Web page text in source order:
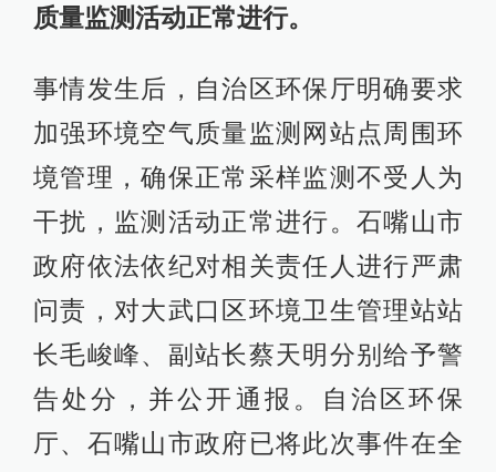
质量监测活动正常进行。
事情发生后，自治区环保厅明确要求
加强环境空气质量监测网站点周围环
境管理，确保正常采样监测不受人为
干扰，监测活动正常进行。石嘴山市
政府依法依纪对相关责任人进行严肃
问责，对大武口区环境卫生管理站站
长毛峻峰、副站长蔡天明分别给予警
告处分，并公开通报。自治区环保
厅、石嘴山市政府已将此次事件在全